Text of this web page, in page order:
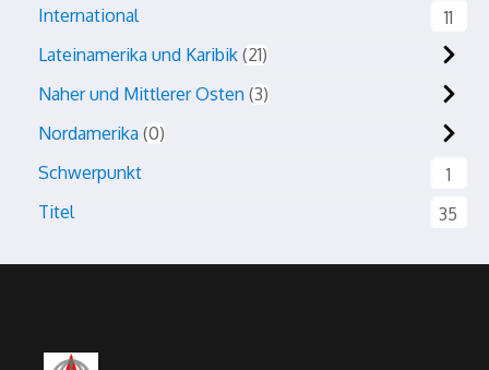
International
11
Lateinamerika und Karibik 21
Naher und Mittlerer Osten 3
Nordamerika 0
Schwerpunkt
1
Titel
35